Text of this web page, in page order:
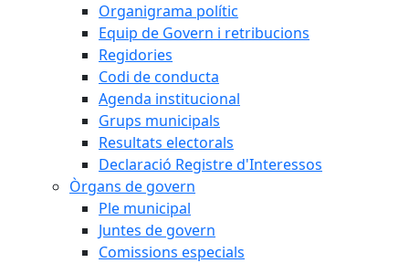
Organigrama polític
Equip de Govern i retribucions
Regidories
Codi de conducta
Agenda institucional
Grups municipals
Resultats electorals
Declaració Registre d'Interessos
Òrgans de govern
Ple municipal
Juntes de govern
Comissions especials